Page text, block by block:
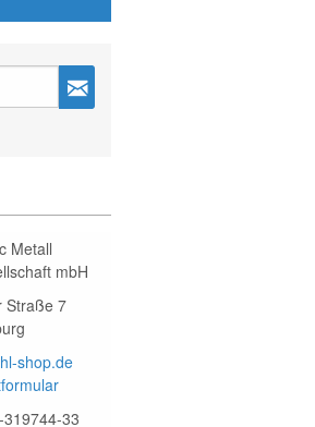
Metall
mbH
Straße 7
shop.de
33